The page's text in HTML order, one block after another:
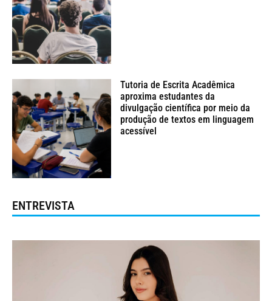
Tutoria de Escrita Acadêmica
aproxima estudantes da
divulgação científica por meio da
produção de textos em linguagem
acessível
ENTREVISTA